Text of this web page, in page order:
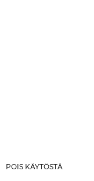
POIS KÄYTÖSTÄ